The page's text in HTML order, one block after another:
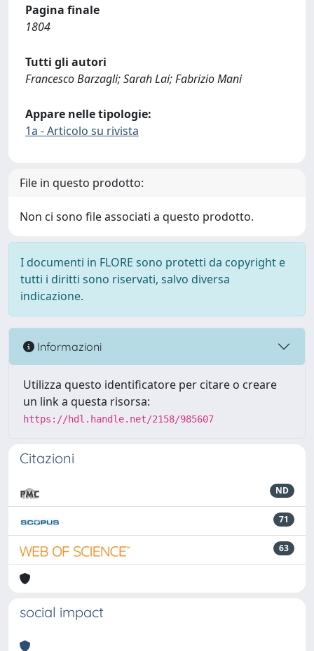
Pagina finale
1804
Tutti gli autori
Francesco Barzagli; Sarah Lai; Fabrizio Mani
Appare nelle tipologie:
1a - Articolo su rivista
File in questo prodotto:
Non ci sono file associati a questo prodotto.
I documenti in FLORE sono protetti da copyright e
tutti i diritti sono riservati, salvo diversa
indicazione.
Informazioni
Utilizza questo identificatore per citare o creare
un link a questa risorsa:
https://hdl.handle.net/2158/985607
Citazioni
ND
71
63
social impact